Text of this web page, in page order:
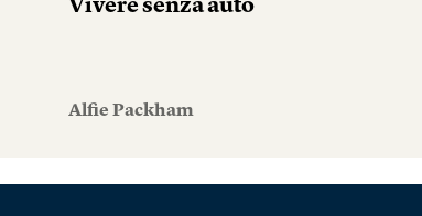
Vivere senza auto
Alfie Packham